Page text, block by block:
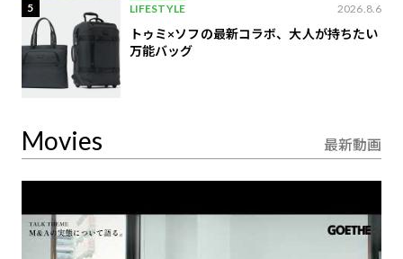
5 LIFESTYLE 2026.8.6
トゥミ×ソフの最新コラボ、大人が持ちたい
万能バッグ
Movies 最新動画